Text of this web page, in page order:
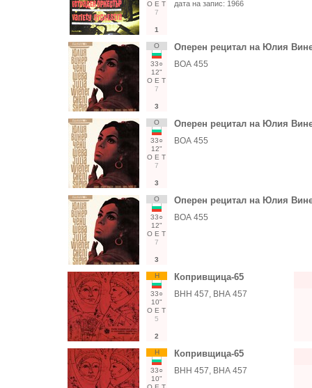
О Е Т
7
1
дата на запис: 1966
О
33○
12"
О Е Т
7
3
Оперен рецитал на Юлия
ВОА 455
О
33○
12"
О Е Т
7
3
Оперен рецитал на Юлия
ВОА 455
О
33○
12"
О Е Т
7
3
Оперен рецитал на Юлия
ВОА 455
Н
33○
10"
О Е Т
5
2
Копривщица-65
ВНН 457, ВНА 457
Н
33○
10"
Копривщица-65
ВНН 457, ВНА 457